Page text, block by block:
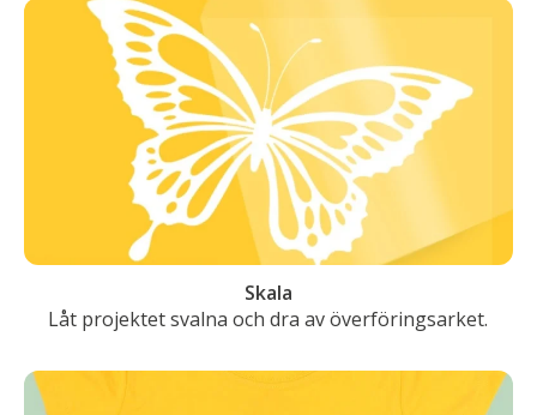
Skala
Låt projektet svalna och dra av överföringsarket.